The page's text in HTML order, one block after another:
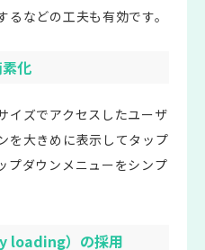
などの工夫も有効です。
化
イズでアクセスしたユーザ
を大きめに表示してタップ
プダウンメニューをシンプ
loading）の採用